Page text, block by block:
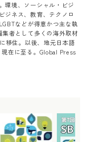
環境、ソーシャル・ビジ
ジネス、教育、テクノロ
などが得意かつ主な執
者として多くの海外取材
移住。以後、地元日本語
在に至る。Global Press